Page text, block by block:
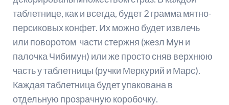
таблетнице, как и всегда, будет 2 грамма мятно-
персиковых конфет. Их можно будет извлечь
или поворотом части стержня (жезл Мун и
палочка Чибимун) или же просто сняв верхнюю
часть у таблетницы (ручки Меркурий и Марс).
Каждая таблетница будет упакована в
отдельную прозрачную коробочку.